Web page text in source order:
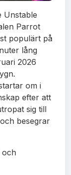
Unstable
Parrot
populärt på
lång
2026
om i
efter att
sig till
besegrar
och